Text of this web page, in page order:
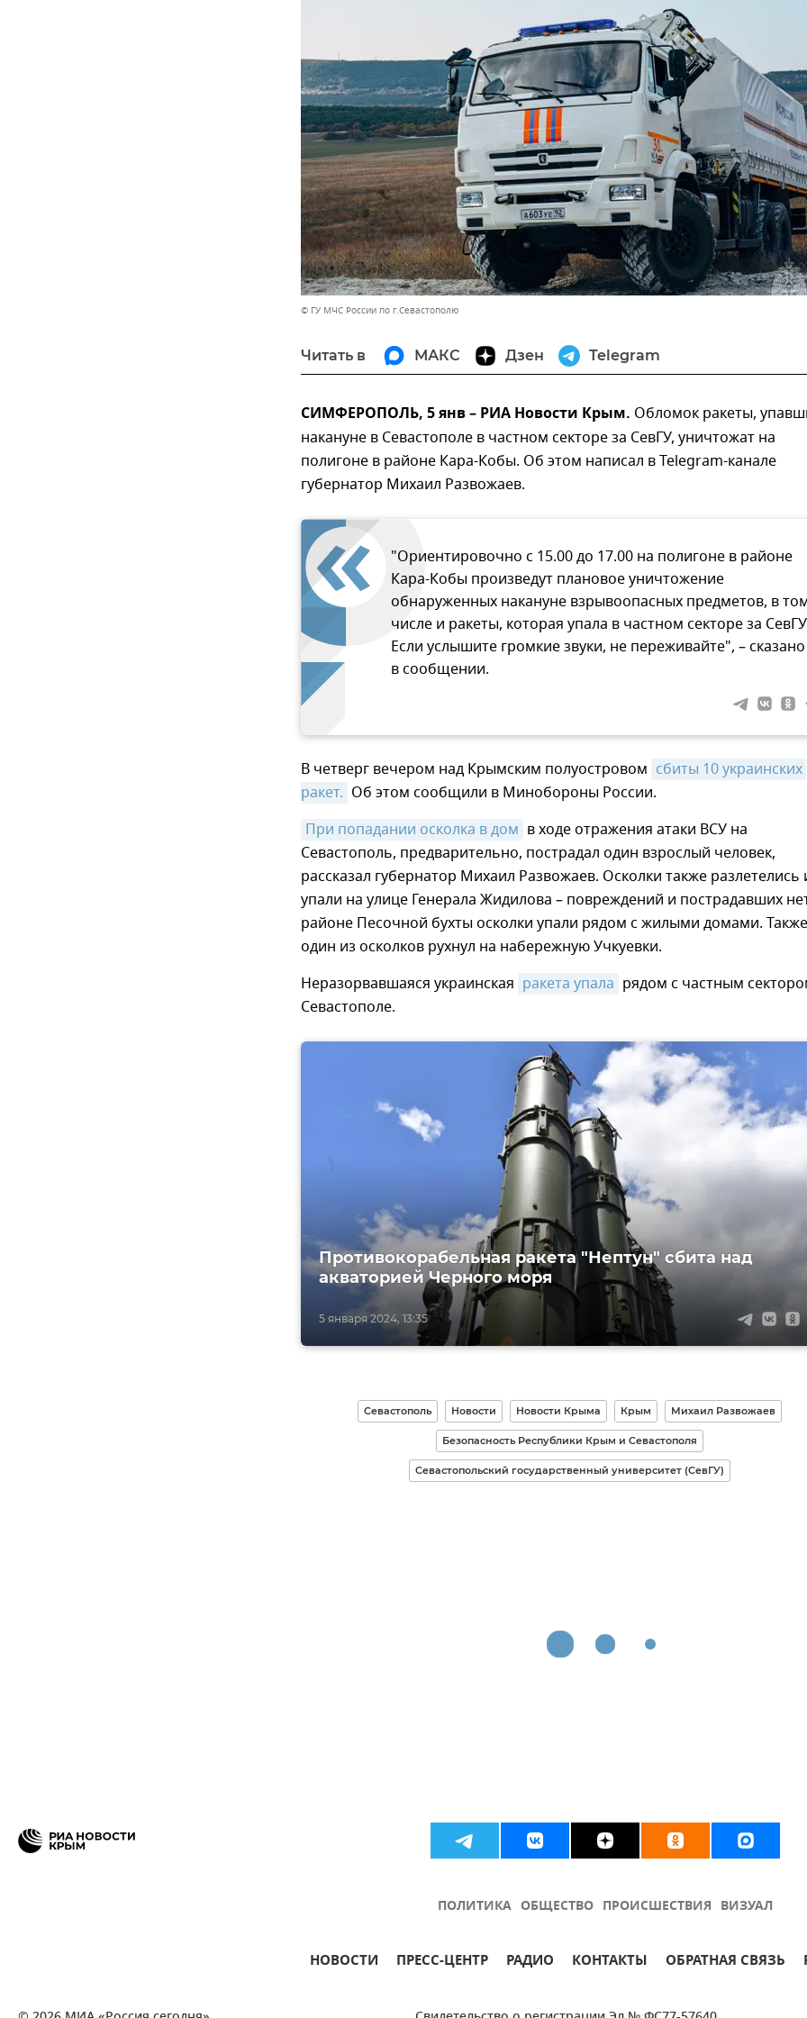
© ГУ МЧС России по г.Севастополю
Читать в МАКС Дзен Telegram
СИМФЕРОПОЛЬ, 5 янв – РИА Новости Крым. Обломок ракеты,
накануне в Севастополе в частном секторе за СевГУ, уничтожат на
полигоне в районе Кара-Кобы. Об этом написал в Telegram-канале
губернатор Михаил Развожаев.
"Ориентировочно с 15.00 до 17.00 на полигоне в районе
Кара-Кобы произведут плановое уничтожение
обнаруженных накануне взрывоопасных предметов, в
числе и ракеты, которая упала в частном секторе за
Если услышите громкие звуки, не переживайте", – сказано
в сообщении.
В четверг вечером над Крымским полуостровом сбиты 10 украинских
ракет. Об этом сообщили в Минобороны России.
При попадании осколка в дом в ходе отражения атаки ВСУ на
Севастополь, предварительно, пострадал один взрослый человек,
рассказал губернатор Михаил Развожаев. Осколки также разлетелись
упали на улице Генерала Жидилова – повреждений и пострадавших
районе Песочной бухты осколки упали рядом с жилыми домами. Также
один из осколков рухнул на набережную Учкуевки.
Неразорвавшаяся украинская ракета упала рядом с частным
Севастополе.
5 января 2024, 13:35
Противокорабельная ракета "Нептун" сбита над
акваторией Черного моря
Севастополь Новости Новости Крыма Крым Михаил Развожаев
Безопасность Республики Крым и Севастополя
Севастопольский государственный университет (СевГУ)
ПОЛИТИКА ОБЩЕСТВО ПРОИСШЕСТВИЯ ВИЗУАЛ
НОВОСТИ ПРЕСС-ЦЕНТР РАДИО КОНТАКТЫ ОБРАТНАЯ СВЯЗЬ